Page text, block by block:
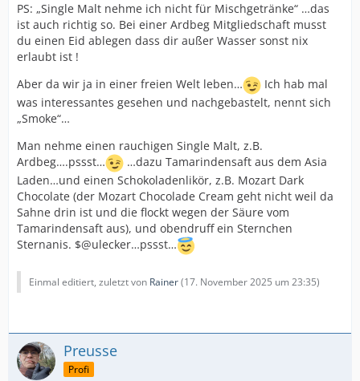
PS: „Single Malt nehme ich nicht für Mischgetränke“ …das
ist auch richtig so. Bei einer Ardbeg Mitgliedschaft musst
du einen Eid ablegen dass dir außer Wasser sonst nix
erlaubt ist !
Aber da wir ja in einer freien Welt leben…
Ich hab mal
was interessantes gesehen und nachgebastelt, nennt sich
„Smoke“…
Man nehme einen rauchigen Single Malt, z.B.
Ardbeg….pssst…
…dazu Tamarindensaft aus dem Asia
Laden…und einen Schokoladenlikör, z.B. Mozart Dark
Chocolate (der Mozart Chocolade Cream geht nicht weil da
Sahne drin ist und die flockt wegen der Säure vom
Tamarindensaft aus), und obendruff ein Sternchen
Sternanis. $@ulecker…pssst…
Einmal editiert, zuletzt von Rainer(17. November 2025 um 23:35)
Preusse
Profi